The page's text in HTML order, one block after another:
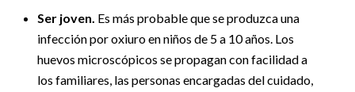
Ser joven. Es más probable que se produzca una
infección por oxiuro en niños de 5 a 10 años. Los
huevos microscópicos se propagan con facilidad a
los familiares, las personas encargadas del cuidado,